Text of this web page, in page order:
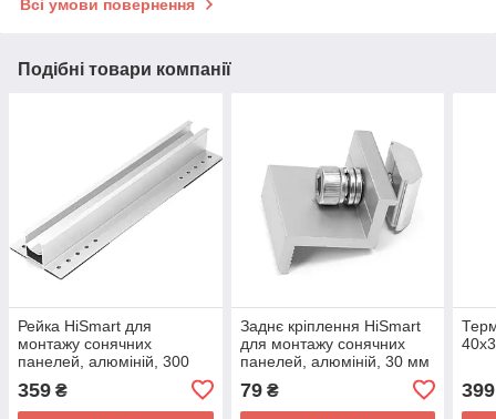
Всі умови повернення
Подібні товари компанії
Рейка HiSmart для
монтажу сонячних
панелей, алюміній, 300
359 ₴
Заднє кріплення HiSmart
для монтажу сонячних
панелей, алюміній, 30 мм
79₴ 399